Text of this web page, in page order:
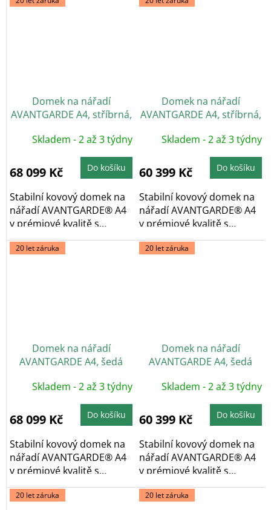
Domek na nářadí
AVANTGARDE A4, stříbrná,
Skladem - 2 až 3 týdny
68 099 Kč Do košíku
Stabilní kovový domek na
nářadí AVANTGARDE® A4
v prémiové kvalitě s
pultovou...
Domek na nářadí
AVANTGARDE A4, stříbrná,
Skladem - 2 až 3 týdny
60 399 Kč Do košíku
Stabilní kovový domek na
nářadí AVANTGARDE® A4
v prémiové kvalitě s
pultovou...
20 let záruka
Domek na nářadí
AVANTGARDE A4, šedá
Skladem - 2 až 3 týdny
68 099 Kč Do košíku
Stabilní kovový domek na
nářadí AVANTGARDE® A4
v prémiové kvalitě s
pultovou...
20 let záruka
Domek na nářadí
AVANTGARDE A4, šedá
dveře
Skladem - 2 až 3 týdny
60 399 Kč Do košíku
Stabilní kovový domek na
nářadí AVANTGARDE® A4
v prémiové kvalitě s
pultovou...
20 let záruka 20 let záruka